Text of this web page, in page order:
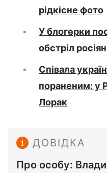
рідкісне фото
У блогерки
обстріл
Співала
пораненим: у
Лорак
ДОВІДКА
Про особу: